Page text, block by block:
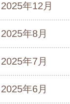
2025年12月
2025年8月
2025年7月
2025年6月